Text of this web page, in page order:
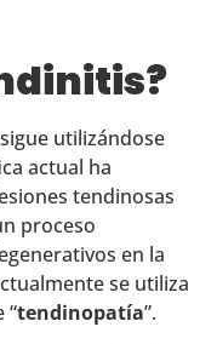
utilizándose
actual ha
tendinosas
proceso
en la
se utiliza
“tendinopatía”.